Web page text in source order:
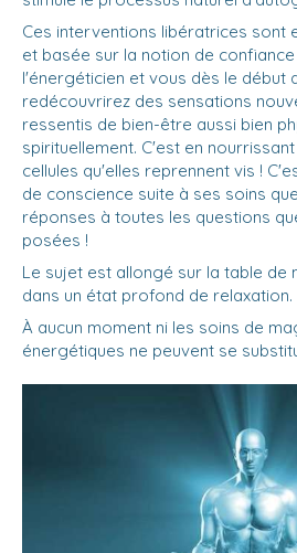
Ces interventions libératrices sont
et basée sur la notion de
l'énergéticien et vous dès le début
redécouvrirez des sensations
ressentis de bien-être aussi bien
spirituellement. C'est en
cellules qu'elles reprennent vis !
de conscience suite à ses soins
réponses à toutes les questions
posées !
Le sujet est allongé sur la table de
dans un état profond de relaxation.
À aucun moment ni les soins de
énergétiques ne peuvent se